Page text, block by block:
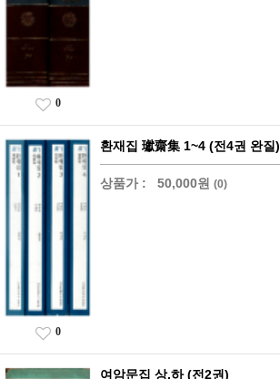
0
환재집 瓛齋集 1~4 (전4권 완질)
상품가 : 50,000원 (0)
0
여암문집 상,하 (전2권)